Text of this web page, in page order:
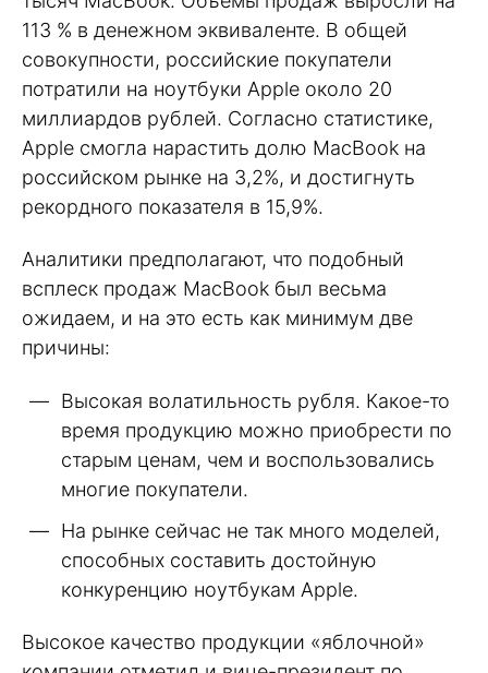
113 % в денежном эквиваленте. В общей
совокупности, российские покупатели
потратили на ноутбуки Apple около 20
миллиардов рублей. Согласно статистике,
Apple смогла нарастить долю MacBook на
российском рынке на 3,2%, и достигнуть
рекордного показателя в 15,9%.
Аналитики предполагают, что подобный
всплеск продаж MacBook был весьма
ожидаем, и на это есть как минимум две
причины:
Высокая волатильность рубля. Какое-то
время продукцию можно приобрести по
старым ценам, чем и воспользовались
многие покупатели.
На рынке сейчас не так много моделей,
способных составить достойную
конкуренцию ноутбукам Apple.
Высокое качество продукции «яблочной»